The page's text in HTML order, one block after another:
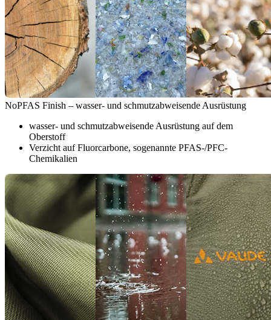
NoPFAS Finish – wasser- und schmutzabweisende Ausrüstung
wasser- und schmutzabweisende Ausrüstung auf dem
Oberstoff
Verzicht auf Fluorcarbone, sogenannte PFAS-/PFC-
Chemikalien